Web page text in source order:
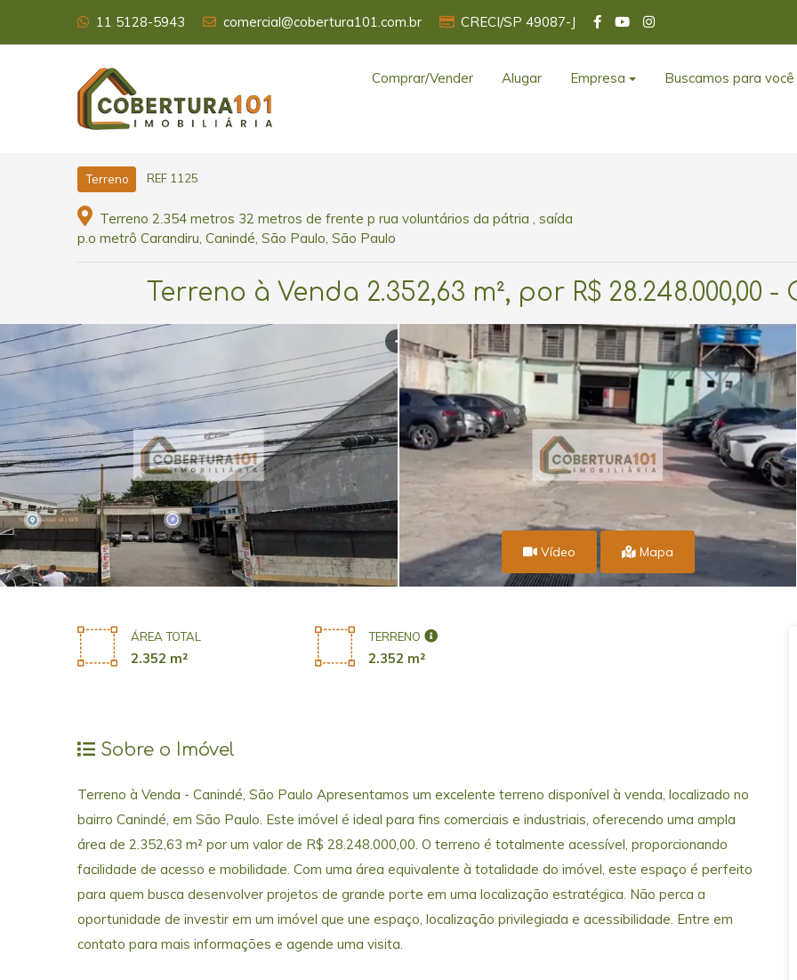
11 5128-5943 comercial@cobertura101.com.br CRECI/SP 49087-J
Comprar/Vender Alugar Empresa Buscamos para você
Terreno REF 1125
Terreno 2.354 metros 32 metros de frente p rua voluntários da pátria , saída
p.o metrô Carandiru, Canindé, São Paulo, São Paulo
Terreno à Venda 2.352,63 m², por R$ 28.248.000,00
Vídeo Mapa
ÁREA TOTAL
2.352 m²
TERRENO
2.352 m²
Sobre o Imóvel
Terreno à Venda - Canindé, São Paulo Apresentamos um excelente terreno disponível à venda, localizado no
bairro Canindé, em São Paulo. Este imóvel é ideal para fins comerciais e industriais, oferecendo uma ampla
área de 2.352,63 m² por um valor de R$ 28.248.000,00. O terreno é totalmente acessível, proporcionando
facilidade de acesso e mobilidade. Com uma área equivalente à totalidade do imóvel, este espaço é perfeito
para quem busca desenvolver projetos de grande porte em uma localização estratégica. Não perca a
oportunidade de investir em um imóvel que une espaço, localização privilegiada e acessibilidade. Entre em
contato para mais informações e agende uma visita.